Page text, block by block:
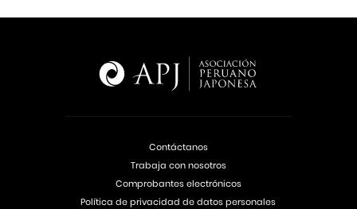
Contáctanos
Trabaja con nosotros
Comprobantes electrónicos
Política de privacidad de datos personales